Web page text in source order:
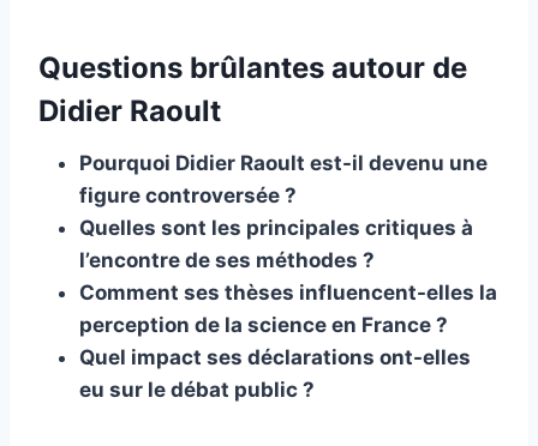
Questions brûlantes autour de
Didier Raoult
Pourquoi Didier Raoult est-il devenu une
figure controversée ?
Quelles sont les principales critiques à
l’encontre de ses méthodes ?
Comment ses thèses influencent-elles la
perception de la science en France ?
Quel impact ses déclarations ont-elles
eu sur le débat public ?